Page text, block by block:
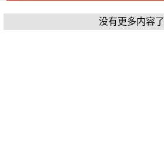
没有更多内容了